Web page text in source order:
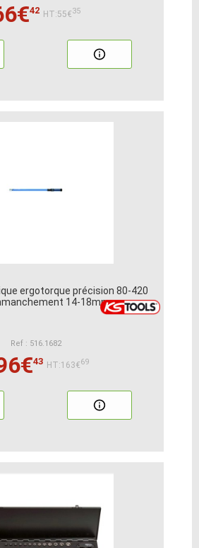
42 HT:55€35
ergotorque précision 80-420
14-18mm
Ref : 516.1682
43 HT:163€69